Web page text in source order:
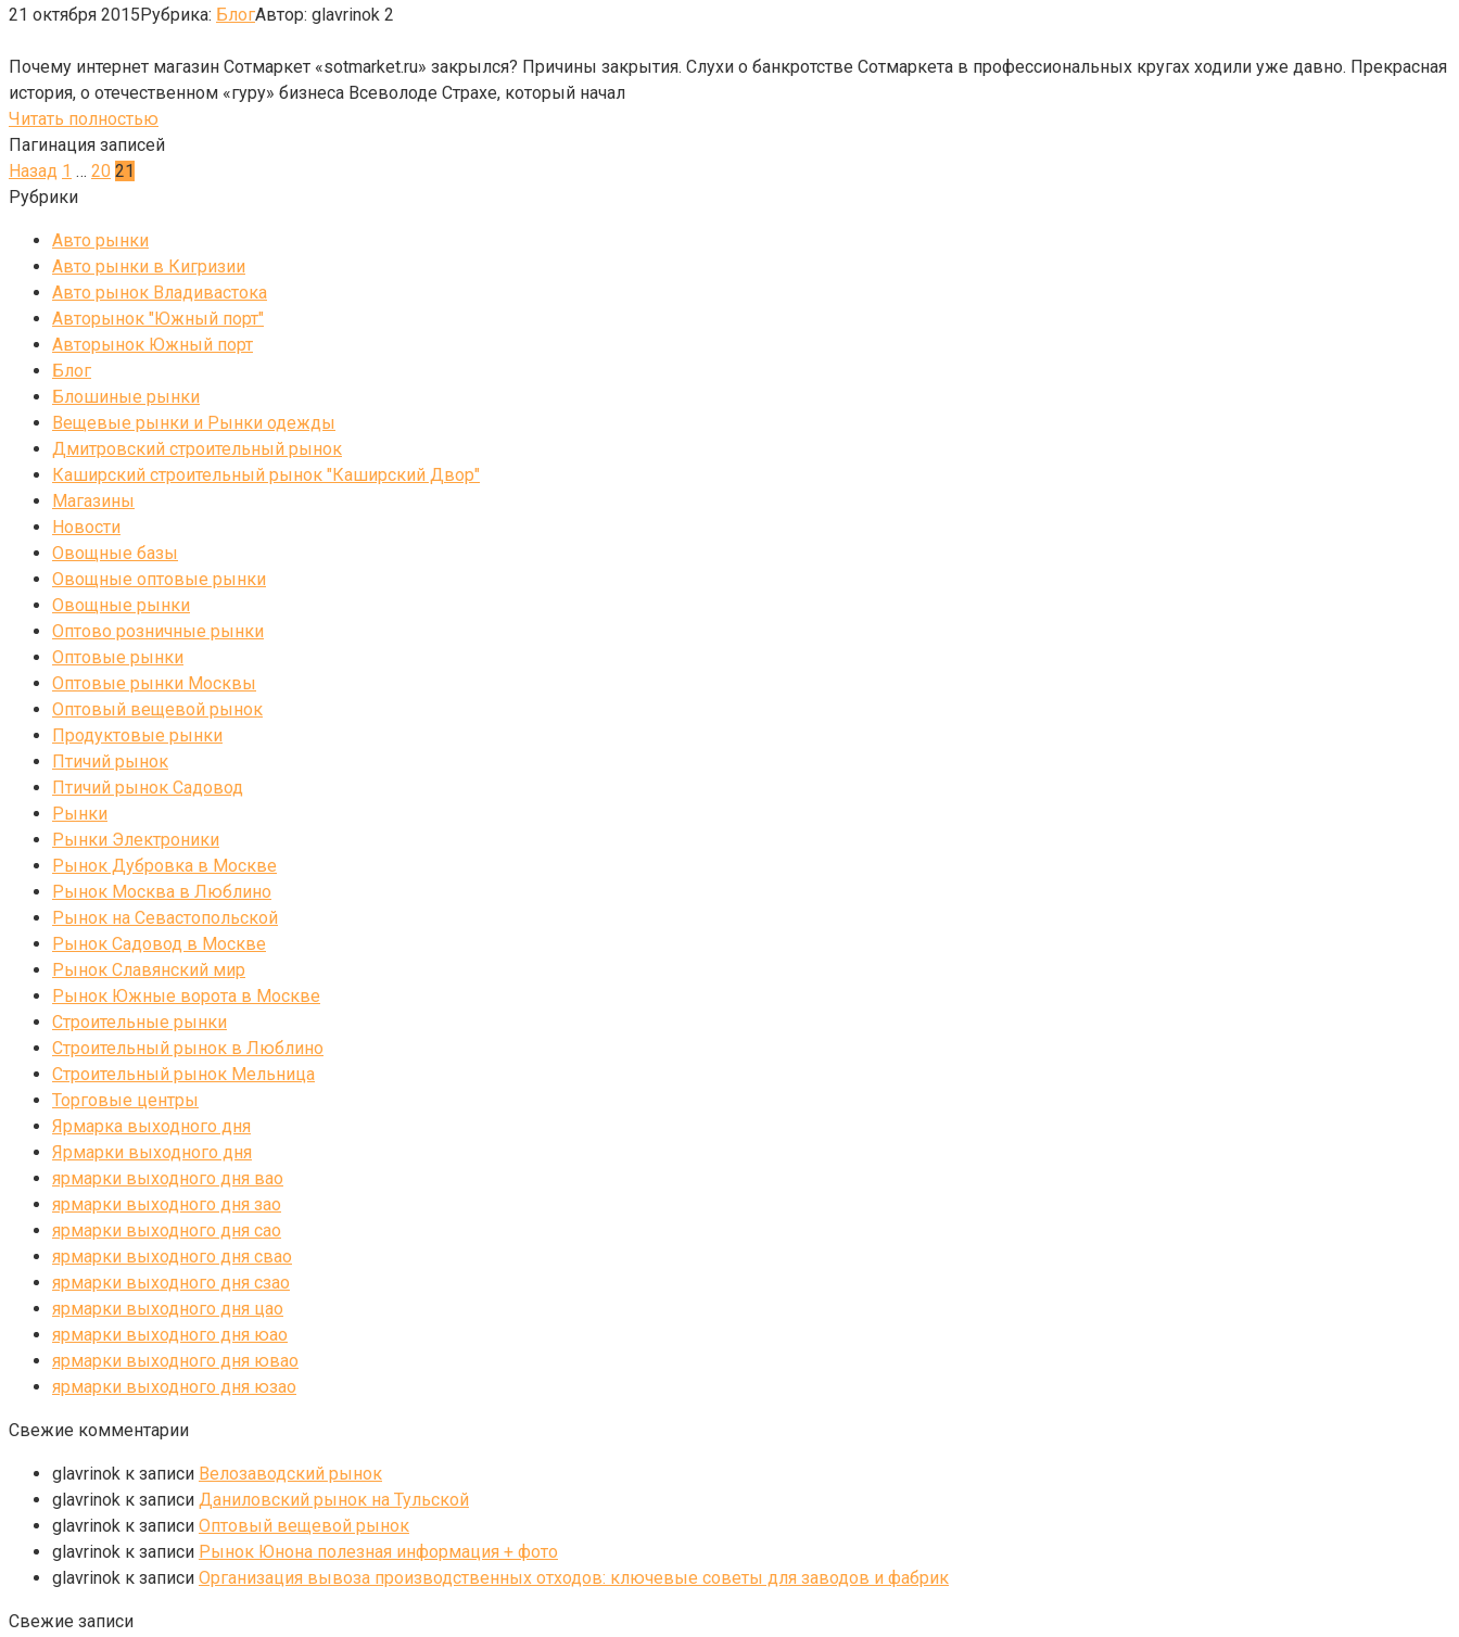
21 октября 2015Рубрика: БлогАвтор: glavrinok 2
Почему интернет магазин Сотмаркет «sotmarket.ru» закрылся? Причины закрытия. Слухи о банкротстве Сотмаркета в профессиональных кругах ходили уже давно. Прекрасная
история, о отечественном «гуру» бизнеса Всеволоде Страхе, который начал
Читать полностью
Пагинация записей
Назад 1 … 20 21
Рубрики
Авто рынки
Авто рынки в Кигризии
Авто рынок Владивастока
Авторынок "Южный порт"
Авторынок Южный порт
Блог
Блошиные рынки
Вещевые рынки и Рынки одежды
Дмитровский строительный рынок
Каширский строительный рынок "Каширский Двор"
Магазины
Новости
Овощные базы
Овощные оптовые рынки
Овощные рынки
Оптово розничные рынки
Оптовые рынки
Оптовые рынки Москвы
Оптовый вещевой рынок
Продуктовые рынки
Птичий рынок
Птичий рынок Садовод
Рынки
Рынки Электроники
Рынок Дубровка в Москве
Рынок Москва в Люблино
Рынок на Севастопольской
Рынок Садовод в Москве
Рынок Славянский мир
Рынок Южные ворота в Москве
Строительные рынки
Строительный рынок в Люблино
Строительный рынок Мельница
Торговые центры
Ярмарка выходного дня
Ярмарки выходного дня
ярмарки выходного дня вао
ярмарки выходного дня зао
ярмарки выходного дня сао
ярмарки выходного дня свао
ярмарки выходного дня сзао
ярмарки выходного дня цао
ярмарки выходного дня юао
ярмарки выходного дня ювао
ярмарки выходного дня юзао
Свежие комментарии
glavrinok к записи Велозаводский рынок
glavrinok к записи Даниловский рынок на Тульской
glavrinok к записи Оптовый вещевой рынок
glavrinok к записи Рынок Юнона полезная информация + фото
glavrinok к записи Организация вывоза производственных отходов: ключевые советы для заводов и фабрик
Свежие записи